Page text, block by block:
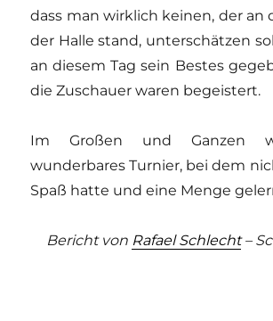
dass man wirklich keinen, der an
der Halle stand, unterschätzen
an diesem Tag sein Bestes
die Zuschauer waren begeistert.
Im Großen und Ganzen
wunderbares Turnier, bei dem
Spaß hatte und eine Menge
Bericht von Rafael Schlecht–